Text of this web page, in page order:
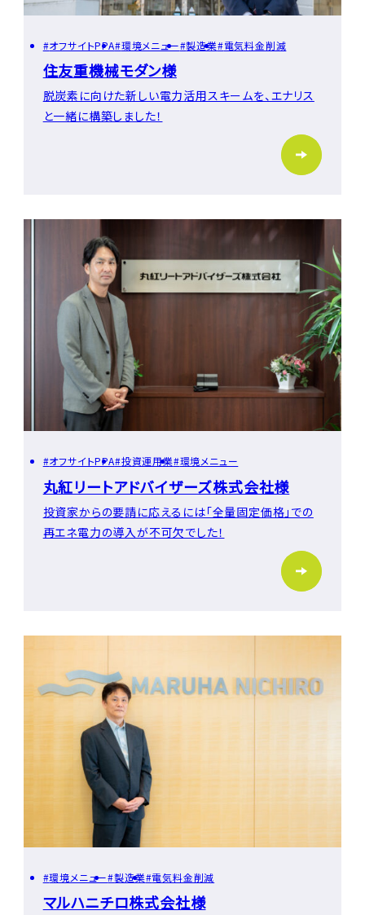
オフサイトPPA 環境メニュー 製造業 電気料金削減
住友重機械モダン様
脱炭素に向けた新しい電力活用スキームを、エナリス
と一緒に構築しました！
オフサイトPPA 投資運用業 環境メニュー
丸紅リートアドバイザーズ株式会社様
投資家からの要請に応えるには「全量固定価格」での
再エネ電力の導入が不可欠でした！
環境メニュー 製造業 電気料金削減
マルハニチロ株式会社様